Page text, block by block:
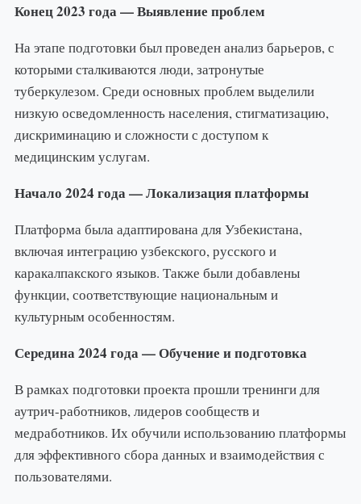
Конец 2023 года — Выявление проблем
На этапе подготовки был проведен анализ барьеров, с
которыми сталкиваются люди, затронутые
туберкулезом. Среди основных проблем выделили
низкую осведомленность населения, стигматизацию,
дискриминацию и сложности с доступом к
медицинским услугам.
Начало 2024 года — Локализация платформы
Платформа была адаптирована для Узбекистана,
включая интеграцию узбекского, русского и
каракалпакского языков. Также были добавлены
функции, соответствующие национальным и
культурным особенностям.
Середина 2024 года — Обучение и подготовка
В рамках подготовки проекта прошли тренинги для
аутрич-работников, лидеров сообществ и
медработников. Их обучили использованию платформы
для эффективного сбора данных и взаимодействия с
пользователями.